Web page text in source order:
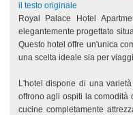
il testo originale
Royal Palace Hotel
elegantemente progettato
Questo hotel offre un'unica
una scelta ideale sia per
L'hotel dispone di una
offrono agli ospiti la comodità
cucine completamente